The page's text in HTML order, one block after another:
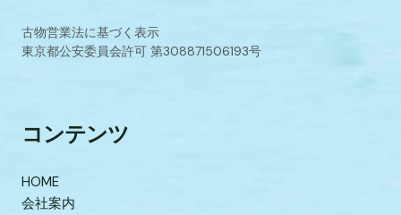
古物営業法に基づく表示
東京都公安委員会許可 第308871506193号
コンテンツ
HOME
会社案内